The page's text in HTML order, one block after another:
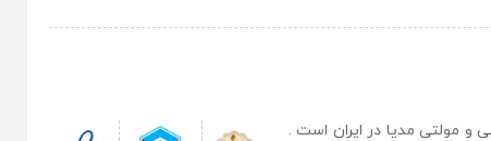
و مولتی مدیا در ایران است .